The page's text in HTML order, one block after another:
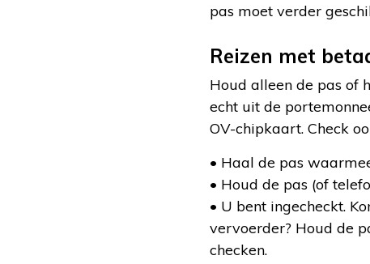
pas moet verder
Reizen met
Houd alleen de pas of
echt uit de
OV-chipkaart. Check
• Haal de pas
• Houd de pas (of
• U bent ingecheckt.
vervoerder? Houd de
checken.